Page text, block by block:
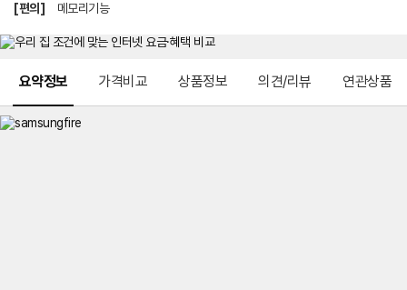
[편의] 메모리기능
요약정보 가격비교 상품정보 의견/리뷰 연관상품